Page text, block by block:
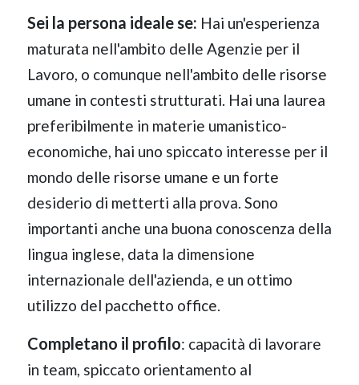
Sei la persona ideale se: Hai un'esperienza
maturata nell'ambito delle Agenzie per il
Lavoro, o comunque nell'ambito delle risorse
umane in contesti strutturati. Hai una laurea
preferibilmente in materie umanistico-
economiche, hai uno spiccato interesse per il
mondo delle risorse umane e un forte
desiderio di metterti alla prova. Sono
importanti anche una buona conoscenza della
lingua inglese, data la dimensione
internazionale dell'azienda, e un ottimo
utilizzo del pacchetto office.
Completano il profilo: capacità di lavorare
in team, spiccato orientamento al